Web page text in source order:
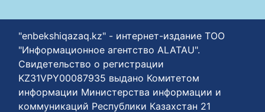
"enbekshiqazaq.kz" - интернет-издание ТОО
"Информационное агентство ALATAU".
Свидетельство о регистрации
KZ31VPY00087935 выдано Комитетом
информации Министерства информации и
коммуникаций Республики Казахстан 21